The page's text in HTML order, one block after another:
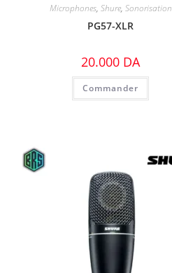
Microphones, Shure, Sonorisation
PG57-XLR
20.000 DA
Commander